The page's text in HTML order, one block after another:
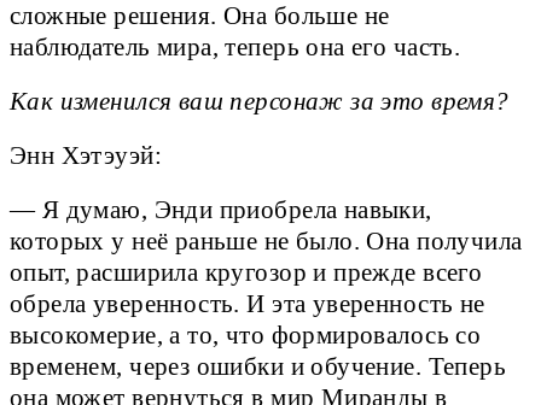
сложные решения. Она больше не
наблюдатель мира, теперь она его часть.
Как изменился ваш персонаж за это время?
Энн Хэтэуэй:
— Я думаю, Энди приобрела навыки,
которых у неё раньше не было. Она получила
опыт, расширила кругозор и прежде всего
обрела уверенность. И эта уверенность не
высокомерие, а то, что формировалось со
временем, через ошибки и обучение. Теперь
она может вернуться в мир Миранды в